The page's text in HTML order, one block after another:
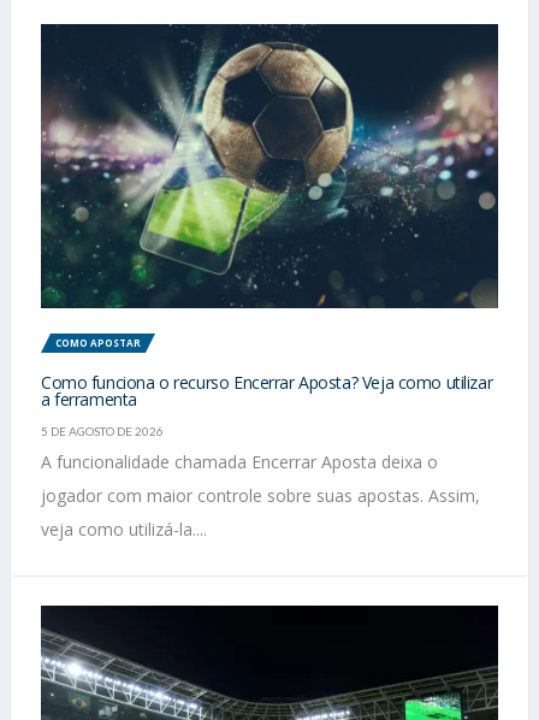
COMO APOSTAR
Como funciona o recurso Encerrar Aposta? Veja como utilizar
a ferramenta
5 DE AGOSTO DE 2026
A funcionalidade chamada Encerrar Aposta deixa o
jogador com maior controle sobre suas apostas. Assim,
veja como utilizá-la....